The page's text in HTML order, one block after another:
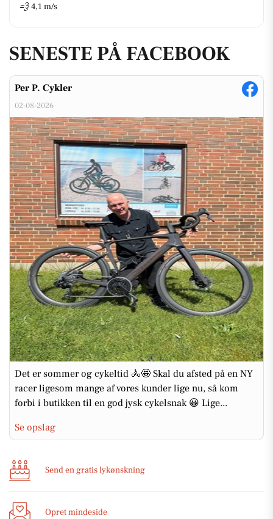
💨 4,1 m/s
SENESTE PÅ FACEBOOK
Per P. Cykler
02-08-2026
Det er sommer og cykeltid 🚴🤩 Skal du afsted på en NY
racer ligesom mange af vores kunder lige nu, så kom
forbi i butikken til en god jysk cykelsnak 😀 Lige...
Se opslag
Send en gratis lykønskning
Opret mindeside